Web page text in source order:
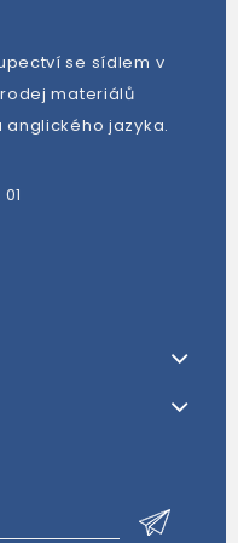
se sídlem v
materiálů
anglického jazyka.